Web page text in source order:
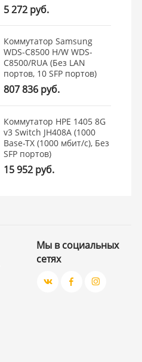
5 272 руб.
Коммутатор Samsung
WDS-C8500 H/W WDS-
C8500/RUA (Без LAN
портов, 10 SFP портов)
807 836 руб.
Коммутатор HPE 1405 8G
v3 Switch JH408A (1000
Base-TX (1000 мбит/с), Без
SFP портов)
15 952 руб.
Мы в социальных
сетях